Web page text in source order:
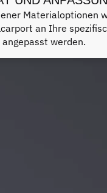
Materialoptionen
an Ihre
werden.